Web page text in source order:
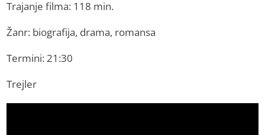
Trajanje filma: 118 min.
Žanr: biografija, drama, romansa
Termini: 21:30
Trejler